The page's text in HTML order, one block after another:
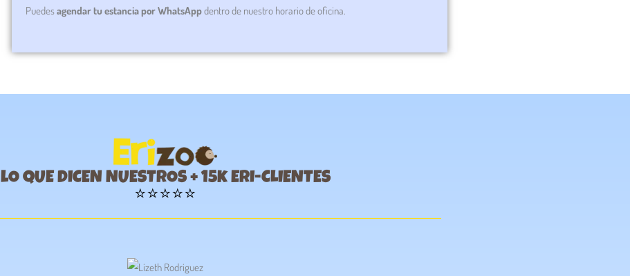
Puedesagendar tu estancia por WhatsAppdentro de nuestro horario de oficina.
lO QUE DICEN NUESTROS + 15k ERI-CLIENTES
⭐⭐⭐⭐⭐